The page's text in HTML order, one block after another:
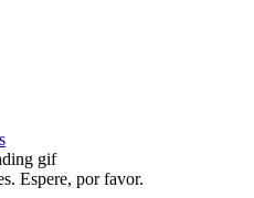
Espere, por favor.